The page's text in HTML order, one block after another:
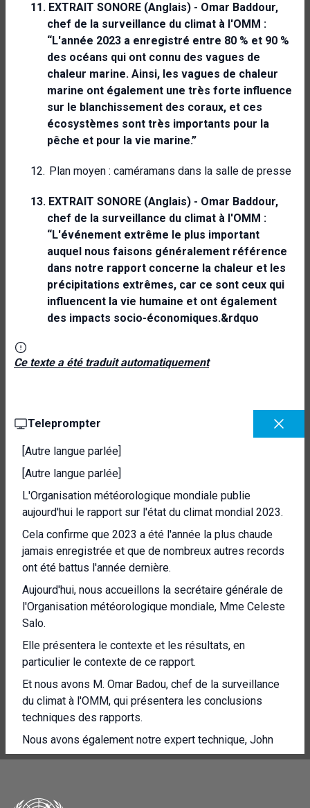
11. EXTRAIT SONORE (Anglais) - Omar Baddour,
chef de la surveillance du climat à l'OMM :
“L'année 2023 a enregistré entre 80 % et 90 %
des océans qui ont connu des vagues de
chaleur marine. Ainsi, les vagues de chaleur
marine ont également une très forte influence
sur le blanchissement des coraux, et ces
écosystèmes sont très importants pour la
pêche et pour la vie marine.”
12. Plan moyen : caméramans dans la salle de presse
13. EXTRAIT SONORE (Anglais) - Omar Baddour,
chef de la surveillance du climat à l'OMM :
“L'événement extrême le plus important
auquel nous faisons généralement référence
dans notre rapport concerne la chaleur et les
précipitations extrêmes, car ce sont ceux qui
influencent la vie humaine et ont également
des impacts socio-économiques.&rdquo
Ce texte a été traduit automatiquement
Teleprompter
[Autre langue parlée]
[Autre langue parlée]
L'Organisation météorologique mondiale publie
aujourd'hui le rapport sur l'état du climat mondial 2023.
Cela confirme que 2023 a été l'année la plus chaude
jamais enregistrée et que de nombreux autres records
ont été battus l'année dernière.
Aujourd'hui, nous accueillons la secrétaire générale de
l'Organisation météorologique mondiale, Mme Celeste
Salo.
Elle présentera le contexte et les résultats, en
particulier le contexte de ce rapport.
Et nous avons M. Omar Badou, chef de la surveillance
du climat à l'OMM, qui présentera les conclusions
techniques des rapports.
Nous avons également notre expert technique, John
Kennedy, le coordinateur du rapport, qui se joint en
Mais pour commencer, je suis honoré de donner la